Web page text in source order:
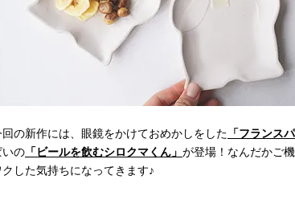
回の新作には、眼鏡をかけておめかしをした 「フランス
いの 「ビールを飲むシロクマくん」 が登場！なんだかご
クした気持ちになってきます♪